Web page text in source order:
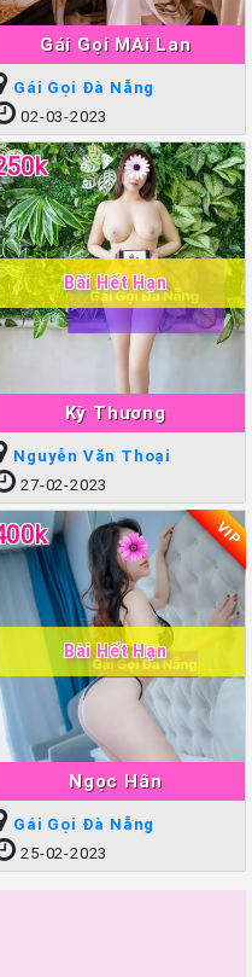
Gái Gọi MAi Lan
Gái Gọi Đà Nẵng
02-03-2023
Kỳ Thương
Bài Hết Hạn
Nguyễn Văn Thoại
27-02-2023
Ngọc Hân
VIP
Bài Hết Hạn
Gái Gọi Đà Nẵng
25-02-2023